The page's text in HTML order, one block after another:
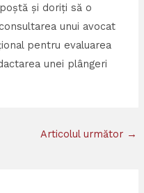
și doriți să o
unui avocat
pentru evaluarea
unei plângeri
Articolul următor →